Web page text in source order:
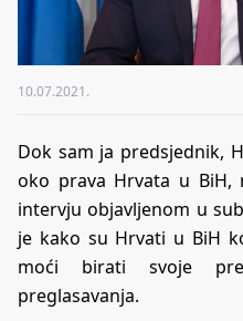
10.07.2021.
Dok sam ja predsjednik,
oko prava Hrvata u BiH,
intervju objavljenom u
je kako su Hrvati u BiH
moći birati svoje
preglasavanja.